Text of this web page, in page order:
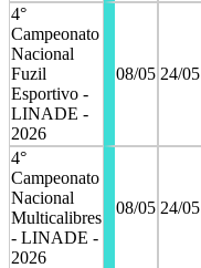
4°
Campeonato
Nacional
Fuzil
Esportivo -
LINADE -
2026
08/05 24/05
4°
Campeonato
Nacional
Multicalibres
- LINADE -
2026
08/05 24/05